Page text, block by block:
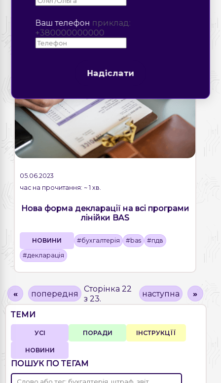
Надіслати
УСІ #baserp #бухгалтерія
05.06.2023
час на прочитання: ~ 1 хв.
Нова форма декларації на всі програми
лінійки BAS
НОВИНИ #бухгалтерія #bas
#пдв
#декларація
« попередня
Сторінка 22
з 23.
наступна »
ТЕМИ
УСІ ПОРАДИ ІНСТРУКЦЇЇ
НОВИНИ
ПОШУК ПО ТЕГАМ
Надіслати
Ваш телефон приклад:
+380000000000
Надіслати